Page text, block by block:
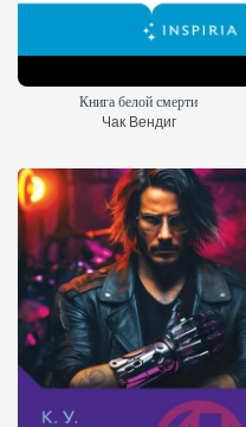
Книга белой смерти
Чак Вендиг